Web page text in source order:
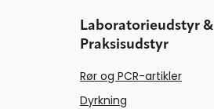
Laboratorieudstyr &
Praksisudstyr
Rør og PCR-artikler
Dyrkning